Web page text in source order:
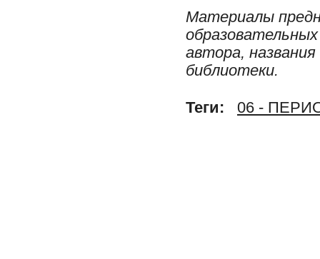
Материалы
автора,
библиотеки.
Теги: 06 -